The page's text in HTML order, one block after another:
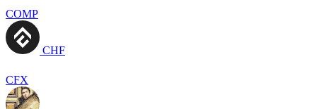
COMP
CHF
CFX